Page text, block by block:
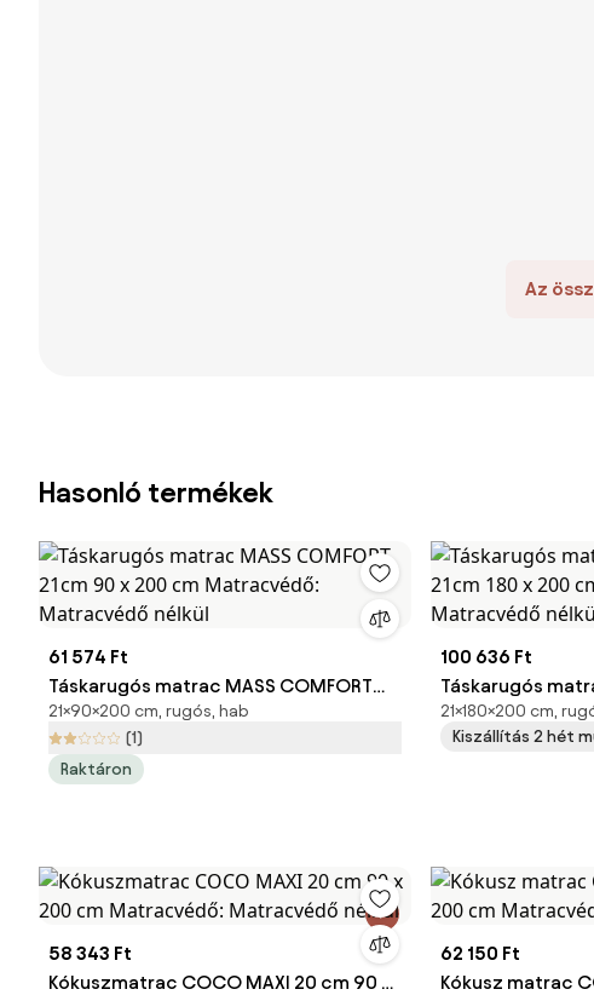
Az
Hasonló termékek
61 574 Ft
Táskarugós matrac MASS COMFORT
21cm 90 x 200 cm Matracvédő:
Matracvédő nélkül
21×90×200 cm, rugós, hab
(1)
Raktáron
100 636 Ft
Táskarugós
21cm 180 x 200
Matracvédő
21×180×200 cm,
Kiszállítás 2 hét
58 343 Ft
Kókuszmatrac COCO MAXI 20 cm 90 x
62 150 Ft
Kókusz matrac